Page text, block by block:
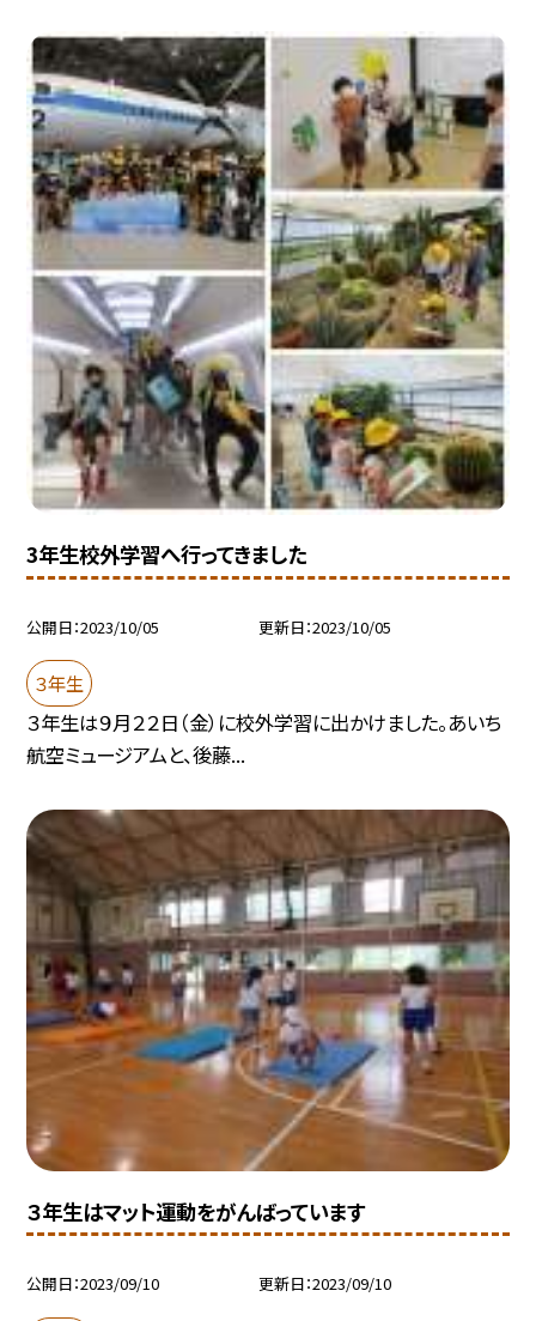
3年生校外学習へ行ってきました
公開日 2023/10/05 更新日 2023/10/05
３年生
３年生は９月２２日（金）に校外学習に出かけました。あいち
航空ミュージアムと、後藤...
３年生はマット運動をがんばっています
公開日 2023/09/10 更新日 2023/09/10